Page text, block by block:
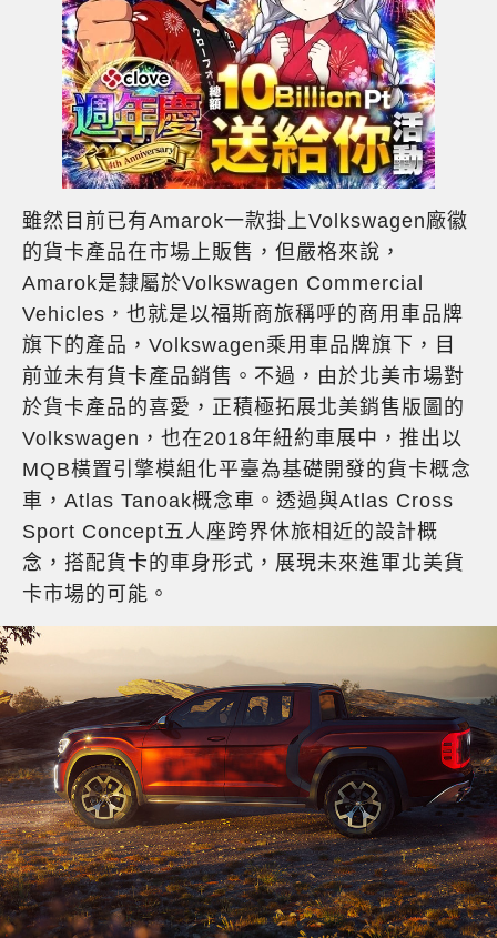
雖然目前已有Amarok一款掛上Volkswagen廠徽
的貨卡產品在市場上販售，但嚴格來說，
Amarok是隸屬於Volkswagen Commercial
Vehicles，也就是以福斯商旅稱呼的商用車品牌
旗下的產品，Volkswagen乘用車品牌旗下，目
前並未有貨卡產品銷售。不過，由於北美市場對
於貨卡產品的喜愛，正積極拓展北美銷售版圖的
Volkswagen，也在2018年紐約車展中，推出以
MQB橫置引擎模組化平臺為基礎開發的貨卡概念
車，Atlas Tanoak概念車。透過與Atlas Cross
Sport Concept五人座跨界休旅相近的設計概
念，搭配貨卡的車身形式，展現未來進軍北美貨
卡市場的可能。